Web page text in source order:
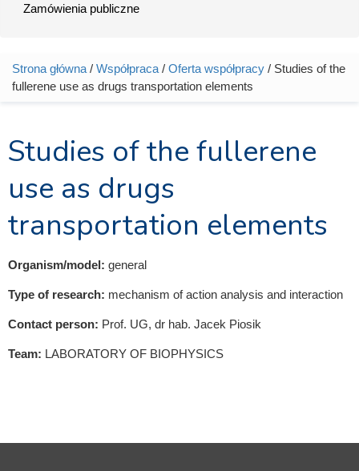
Zamówienia publiczne
Jesteś tutaj
Strona główna / Współpraca / Oferta współpracy / Studies of the
fullerene use as drugs transportation elements
Studies of the fullerene
use as drugs
transportation elements
Organism/model: general
Type of research: mechanism of action analysis and interaction
Contact person: Prof. UG, dr hab. Jacek Piosik
Team: LABORATORY OF BIOPHYSICS